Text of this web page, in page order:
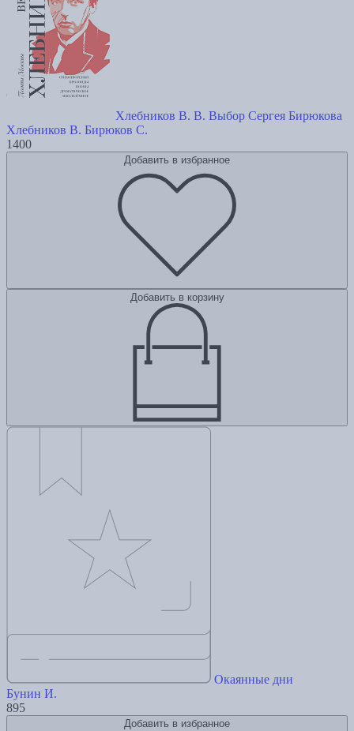
Хлебников В. В. Выбор Сергея Бирюкова
Хлебников В. Бирюков С.
1400
Добавить в избранное
Добавить в корзину
Окаянные дни
Бунин И.
895
Добавить в избранное